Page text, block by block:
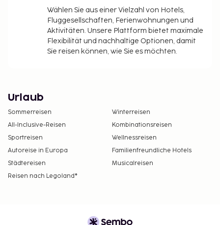
Wählen Sie aus einer Vielzahl von Hotels,
Fluggesellschaften, Ferienwohnungen und
Aktivitäten. Unsere Plattform bietet maximale
Flexibilität und nachhaltige Optionen, damit
Sie reisen können, wie Sie es möchten.
Urlaub
Sommerreisen
Winterreisen
All-Inclusive-Reisen
Kombinationsreisen
Sportreisen
Wellnessreisen
Autoreise in Europa
Familienfreundliche Hotels
Städtereisen
Musicalreisen
Reisen nach Legoland®